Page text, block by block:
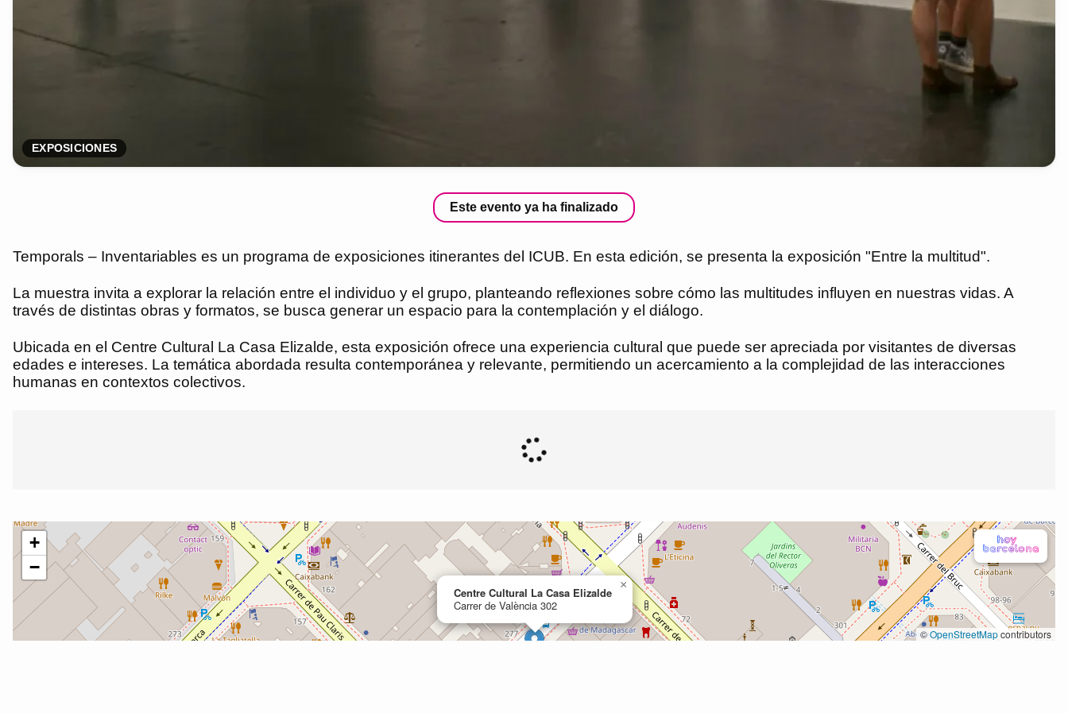
EXPOSICIONES
Este evento ya ha finalizado
Temporals – Inventariables es un programa de exposiciones itinerantes del ICUB. En esta edición, se presenta la exposición "Entre la multitud".
La muestra invita a explorar la relación entre el individuo y el grupo, planteando reflexiones sobre cómo las multitudes influyen en nuestras vidas. A
través de distintas obras y formatos, se busca generar un espacio para la contemplación y el diálogo.
Ubicada en el Centre Cultural La Casa Elizalde, esta exposición ofrece una experiencia cultural que puede ser apreciada por visitantes de diversas
edades e intereses. La temática abordada resulta contemporánea y relevante, permitiendo un acercamiento a la complejidad de las interacciones
humanas en contextos colectivos.